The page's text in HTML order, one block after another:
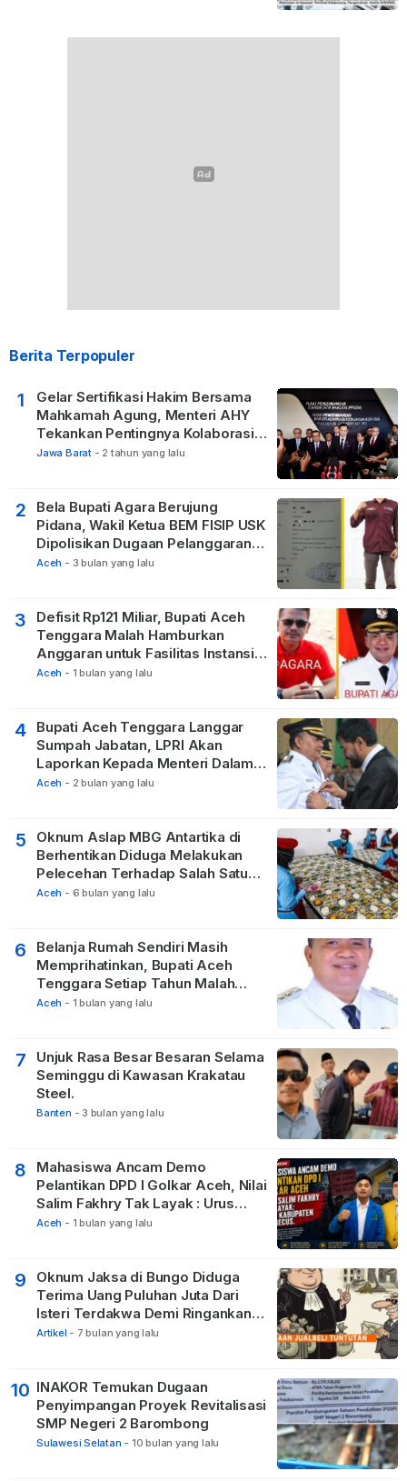
Berita Terpopuler
1
Gelar Sertifikasi Hakim Bersama
Mahkamah Agung, Menteri AHY
Tekankan Pentingnya Kolaborasi
untuk Hadirkan Keadilan bagi
Jawa Barat - 2 tahun yang lalu
2
Bela Bupati Agara Berujung
Pidana, Wakil Ketua BEM FISIP USK
Dipolisikan Dugaan Pelanggaran
Privasi dan UU ITE
Aceh - 3 bulan yang lalu
3
Defisit Rp121 Miliar, Bupati Aceh
Tenggara Malah Hamburkan
Anggaran untuk Fasilitas Instansi
Vertikal
Aceh - 1 bulan yang lalu
4
Bupati Aceh Tenggara Langgar
Sumpah Jabatan, LPRI Akan
Laporkan Kepada Menteri Dalam
Negeri
Aceh - 2 bulan yang lalu
5
Oknum Aslap MBG Antartika di
Berhentikan Diduga Melakukan
Pelecehan Terhadap Salah Satu
Relawan
Aceh - 6 bulan yang lalu
6
Belanja Rumah Sendiri Masih
Memprihatinkan, Bupati Aceh
Tenggara Setiap Tahun Malah
Membangun Pasilitas Rumah
Aceh - 1 bulan yang lalu
7
Unjuk Rasa Besar Besaran Selama
Seminggu di Kawasan Krakatau
Steel.
Banten - 3 bulan yang lalu
8
Mahasiswa Ancam Demo
Pelantikan DPD I Golkar Aceh, Nilai
Salim Fakhry Tak Layak : Urus
Kabupaten Tak Becus.
Aceh - 1 bulan yang lalu
9
Oknum Jaksa di Bungo Diduga
Terima Uang Puluhan Juta Dari
Isteri Terdakwa Demi Ringankan
Hukuman
Artikel - 7 bulan yang lalu
10 INAKOR Temukan Dugaan
Penyimpangan Proyek Revitalisasi
SMP Negeri 2 Barombong
Sulawesi Selatan - 10 bulan yang lalu